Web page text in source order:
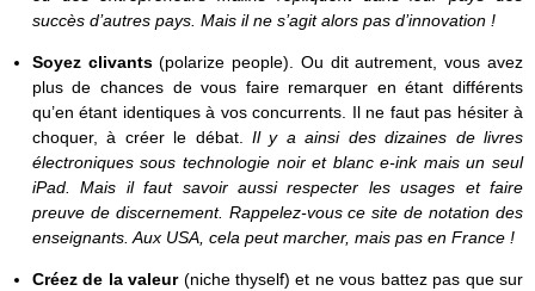
succès d’autres pays. Mais il ne s’agit alors pas d’innovation !
Soyez clivants(polarize people). Ou dit autrement, vous avez
plus de chances de vous faire remarquer en étant différents
qu’en étant identiques à vos concurrents. Il ne faut pas hésiter à
choquer, à créer le débat.Il y a ainsi des dizaines de livres
électroniques sous technologie noir et blanc e-ink mais un seul
iPad. Mais il faut savoir aussi respecter les usages et faire
preuve de discernement. Rappelez-vous ce site de notation des
enseignants. Aux USA, cela peut marcher, mais pas en France !
Créez de la valeur (niche thyself) et ne vous battez pas que sur